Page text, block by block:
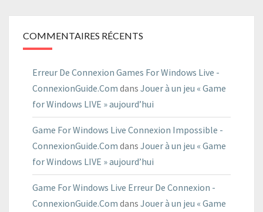
COMMENTAIRES RÉCENTS
Erreur De Connexion Games For Windows Live -
ConnexionGuide.Com dans Jouer à un jeu « Game
for Windows LIVE » aujourd’hui
Game For Windows Live Connexion Impossible -
ConnexionGuide.Com dans Jouer à un jeu « Game
for Windows LIVE » aujourd’hui
Game For Windows Live Erreur De Connexion -
ConnexionGuide.Com dans Jouer à un jeu « Game